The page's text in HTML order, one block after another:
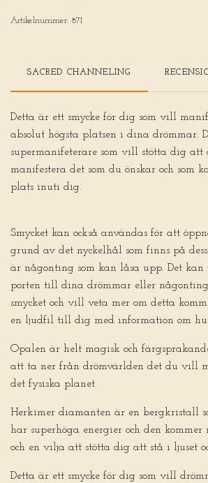
Artikelnummer: 871
SACRED CHANNELING
Detta är ett smycke för dig som vill
absolut högsta platsen i dina drömmar.
supermanifeterare som vill stötta dig att
manifestera det som du önskar och som
plats inuti dig.
Smycket kan också användas för att
grund av det nyckelhål som finns på
är någonting som kan låsa upp. Det
porten till dina drömmar eller
smycket och vill veta mer om detta
en ljudfil till dig med information om
Opalen är helt magisk och
att ta ner från drömvärlden det du vill
det fysiska planet.
Herkimer diamanten är en bergkristall
har superhöga energier och den
och en vilja att stötta dig att stå i ljuset
Detta är ett smycke för dig som vill